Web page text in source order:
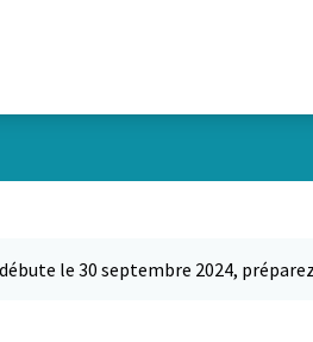
le 30 septembre 2024,